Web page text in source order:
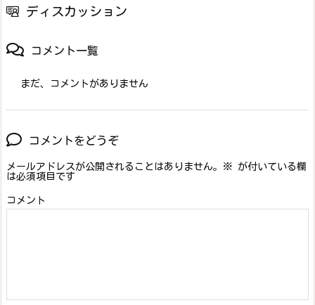
ディスカッション
コメント一覧
まだ、コメントがありません
コメントをどうぞ
メールアドレスが公開されることはありません。 ※ が付いている欄
は必須項目です
コメント